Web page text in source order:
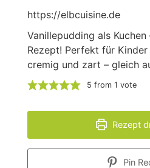
https://elbcuisine.de
Vanillepudding als Kuchen
Rezept! Perfekt für
cremig und zart – gleich
5 from 1 vote
Rezept
Pin